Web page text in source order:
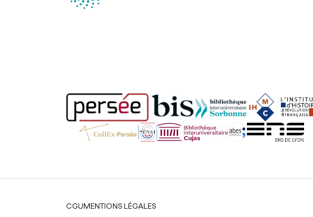
Légal
CGUMENTIONS LÉGALES